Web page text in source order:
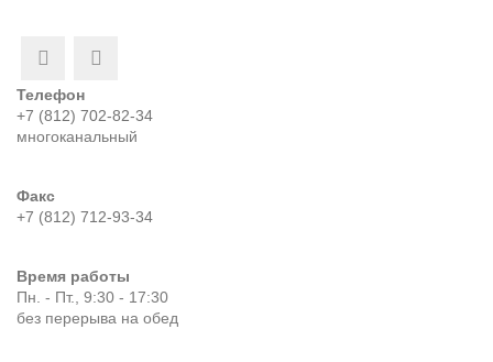
Телефон
+7 (812) 702-82-34
многоканальный
Факс
+7 (812) 712-93-34
Время работы
Пн. - Пт., 9:30 - 17:30
без перерыва на обед